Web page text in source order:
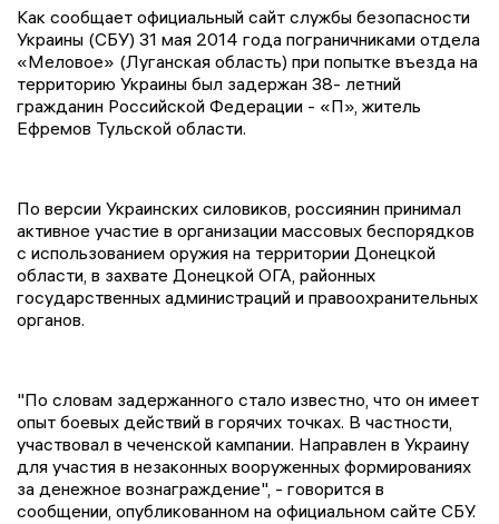
Как сообщает официальный сайт службы безопасности
Украины (СБУ) 31 мая 2014 года пограничниками отдела
«Меловое» (Луганская область) при попытке въезда на
территорию Украины был задержан 38- летний
гражданин Российской Федерации - «П», житель
Ефремов Тульской области.
По версии Украинских силовиков, россиянин принимал
активное участие в организации массовых беспорядков
с использованием оружия на территории Донецкой
области, в захвате Донецкой ОГА, районных
государственных администраций и правоохранительных
органов.
"По словам задержанного стало известно, что он имеет
опыт боевых действий в горячих точках. В частности,
участвовал в чеченской кампании. Направлен в Украину
для участия в незаконных вооруженных формированиях
за денежное вознаграждение", - говорится в
сообщении, опубликованном на официальном сайте СБУ.